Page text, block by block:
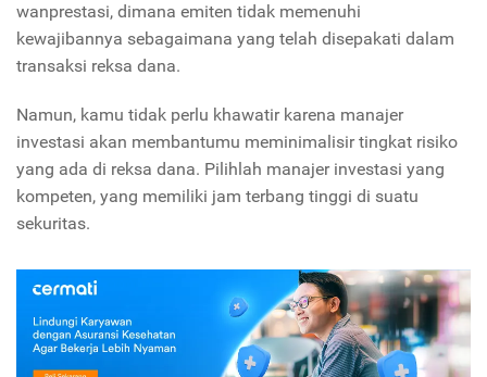
wanprestasi, dimana emiten tidak memenuhi
kewajibannya sebagaimana yang telah disepakati dalam
transaksi reksa dana.
Namun, kamu tidak perlu khawatir karena manajer
investasi akan membantumu meminimalisir tingkat risiko
yang ada di reksa dana. Pilihlah manajer investasi yang
kompeten, yang memiliki jam terbang tinggi di suatu
sekuritas.